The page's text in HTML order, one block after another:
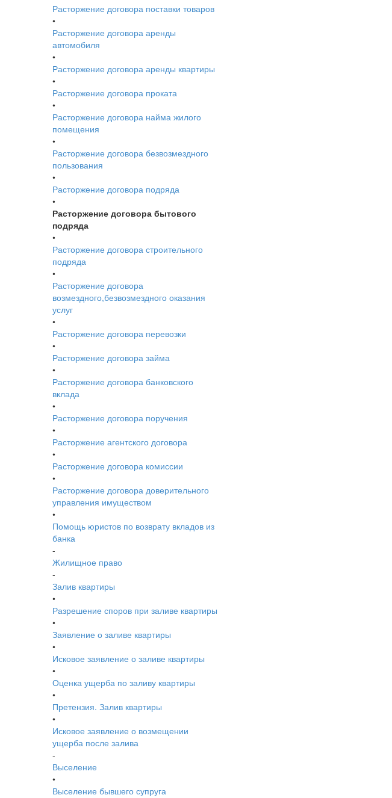
Расторжение договора поставки товаров
•
Расторжение договора аренды
автомобиля
•
Расторжение договора аренды квартиры
•
Расторжение договора проката
•
Расторжение договора найма жилого
помещения
•
Расторжение договора безвозмездного
пользования
•
Расторжение договора подряда
•
Расторжение договора бытового
подряда
•
Расторжение договора строительного
подряда
•
Расторжение договора
возмездного,безвозмездного оказания
услуг
•
Расторжение договора перевозки
•
Расторжение договора займа
•
Расторжение договора банковского
вклада
•
Расторжение договора поручения
•
Расторжение агентского договора
•
Расторжение договора комиссии
•
Расторжение договора доверительного
управления имуществом
•
Помощь юристов по возврату вкладов из
банка
-
Жилищное право
-
Залив квартиры
•
Разрешение споров при заливе квартиры
•
Заявление о заливе квартиры
•
Исковое заявление о заливе квартиры
•
Оценка ущерба по заливу квартиры
•
Претензия. Залив квартиры
•
Исковое заявление о возмещении
ущерба после залива
-
Выселение
•
Выселение бывшего супруга